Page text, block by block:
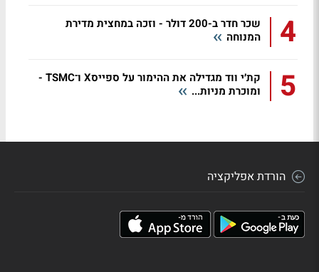
4
שכר חדר ב-200 דולר - וזכה במחצית מדירת
המנוחה
5
קת׳י ווד מגדילה את ההימור על ספייסX ו־TSMC -
ומוכרת מניות...
הורדת אפליקציה